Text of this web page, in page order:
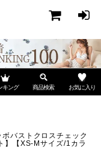
キング 商品検索 お気に入り
バストクロスチェック
】【XS-Mサイズ/1カラ